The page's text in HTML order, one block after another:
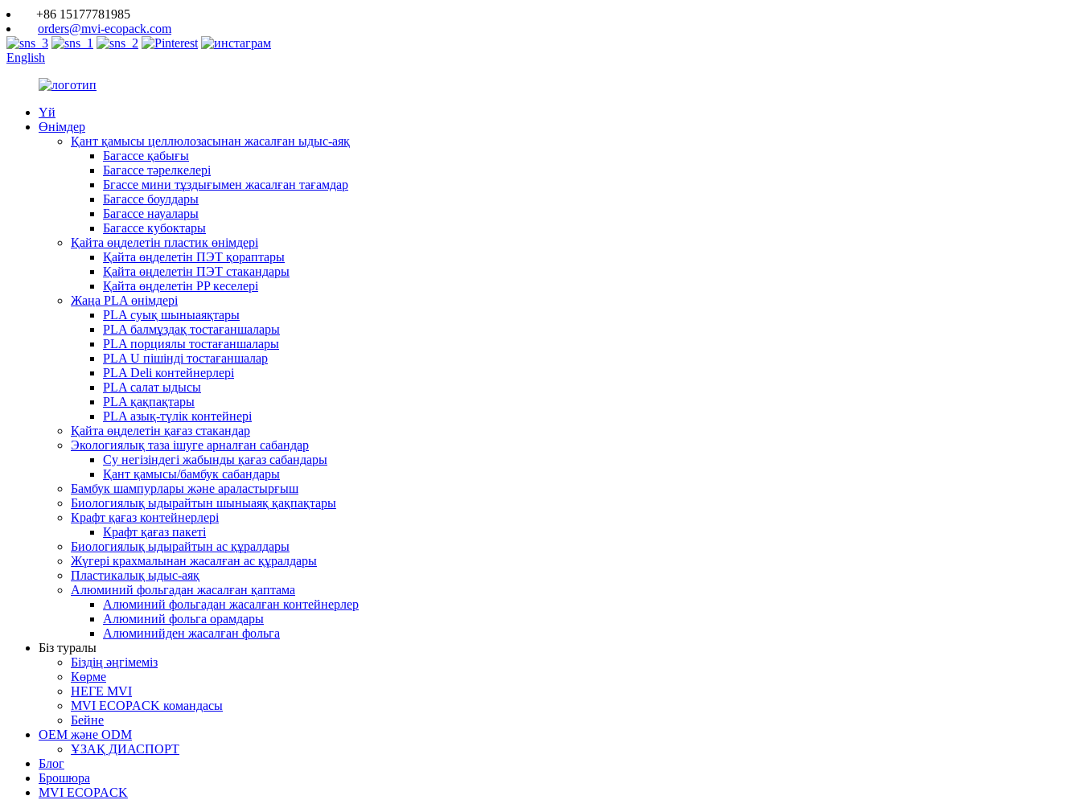
+86 15177781985
orders@mvi-ecopack.com
English
Үй
Өнімдер
Қант қамысы целлюлозасынан жасалған ыдыс-аяқ
Багассе қабығы
Багассе тәрелкелері
Бгассе мини тұздығымен жасалған тағамдар
Багассе боулдары
Багассе науалары
Багассе кубоктары
Қайта өңделетін пластик өнімдері
Қайта өңделетін ПЭТ қораптары
Қайта өңделетін ПЭТ стакандары
Қайта өңделетін PP кеселері
Жаңа PLA өнімдері
PLA суық шыныаяқтары
PLA балмұздақ тостағаншалары
PLA порциялы тостағаншалары
PLA U пішінді тостағаншалар
PLA Deli контейнерлері
PLA салат ыдысы
PLA қақпақтары
PLA азық-түлік контейнері
Қайта өңделетін қағаз стакандар
Экологиялық таза ішуге арналған сабандар
Су негізіндегі жабынды қағаз сабандары
Қант қамысы/бамбук сабандары
Бамбук шампурлары және араластырғыш
Биологиялық ыдырайтын шыныаяқ қақпақтары
Крафт қағаз контейнерлері
Крафт қағаз пакеті
Биологиялық ыдырайтын ас құралдары
Жүгері крахмалынан жасалған ас құралдары
Пластикалық ыдыс-аяқ
Алюминий фольгадан жасалған қаптама
Алюминий фольгадан жасалған контейнерлер
Алюминий фольга орамдары
Алюминийден жасалған фольга
Біз туралы
Біздің әңгімеміз
Көрме
НЕГЕ MVI
MVI ECOPACK командасы
Бейне
OEM және ODM
ҰЗАҚ ДИАСПОРТ
Блог
Брошюра
MVI ECOPACK